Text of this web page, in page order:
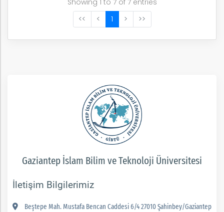
<<
< 1 > >>
Gaziantep İslam Bilim ve Teknoloji Üniversitesi
İletişim Bilgilerimiz
Beştepe Mah. Mustafa Bencan Caddesi 6/4 27010 Şahinbey/Gaziantep